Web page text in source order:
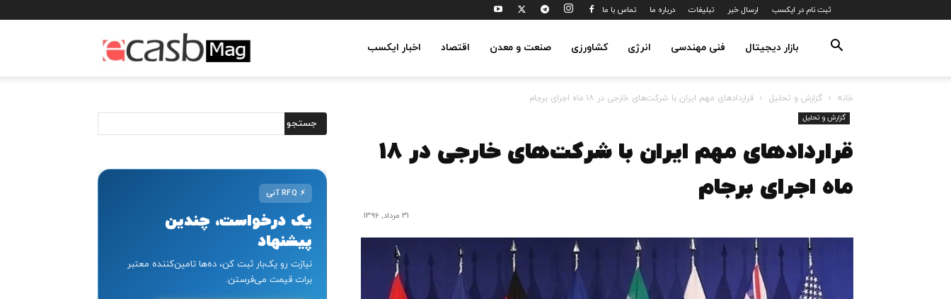
ثبت نام در ایکسب ارسال خبر تبلیغات درباره ما تماس با ما
اخبار ایکسب اقتصاد صنعت و معدن کشاورزی انرژی فنی مهندسی بازار دیجیتال
خانه گزارش و تحلیل قراردادهای مهم ایران با شرکت‌های خارجی در ۱۸ ماه اجرای برجام
گزارش و تحلیل
قراردادهای مهم ایران با شرکت‌های خارجی در ۱۸
ماه اجرای برجام
31 مرداد, 1396
⚡
یک درخواست، چندین
پیشنهاد
نیازت رو یک‌بار ثبت کن، ده‌ها تامین‌کننده معتبر
برات قیمت می‌فرستن.